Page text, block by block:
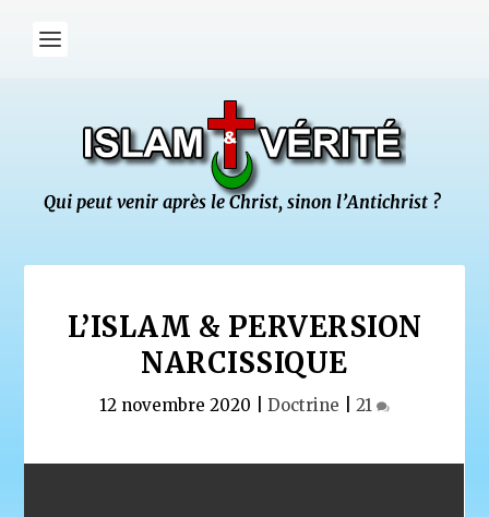
L’ISLAM & PERVERSION
NARCISSIQUE
12 novembre 2020 Doctrine 21